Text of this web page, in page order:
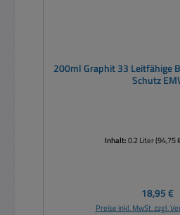
200ml Graphit 33 Leitfähige
Schutz
Inhalt:0.2 Liter(94,75
Regulärer
18,95 €
Preise inkl. MwSt. zzgl.